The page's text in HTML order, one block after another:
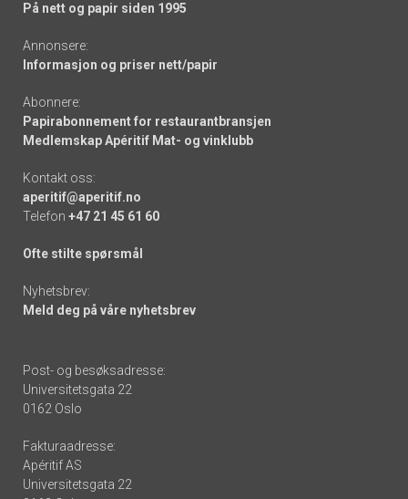
På nett og papir siden 1995
Annonsere:
Informasjon og priser nett/papir
Abonnere:
Papirabonnement for restaurantbransjen
Medlemskap Apéritif Mat- og vinklubb
Kontakt oss:
aperitif@aperitif.no
Telefon +47 21 45 61 60
Ofte stilte spørsmål
Nyhetsbrev:
Meld deg på våre nyhetsbrev
Post- og besøksadresse:
Universitetsgata 22
0162 Oslo
Fakturaadresse:
Apéritif AS
Universitetsgata 22